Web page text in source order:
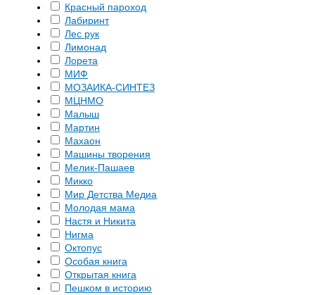
Красный пароход
Лабиринт
Лес рук
Лимонад
Лорета
МИФ
МОЗАИКА-СИНТЕЗ
МЦНМО
Малыш
Мартин
Махаон
Машины творения
Мелик-Пашаев
Микко
Мир Детства Медиа
Молодая мама
Настя и Никита
Нигма
Октопус
Особая книга
Открытая книга
Пешком в историю